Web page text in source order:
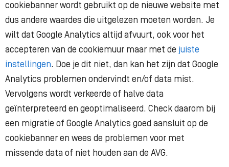
cookiebanner wordt gebruikt op de nieuwe website met
dus andere waardes die uitgelezen moeten worden. Je
wilt dat Google Analytics altijd afvuurt, ook voor het
accepteren van de cookiemuur maar met de juiste
instellingen. Doe je dit niet, dan kan het zijn dat Google
Analytics problemen ondervindt en/of data mist.
Vervolgens wordt verkeerde of halve data
geïnterpreteerd en geoptimaliseerd. Check daarom bij
een migratie of Google Analytics goed aansluit op de
cookiebanner en wees de problemen voor met
missende data of niet houden aan de AVG.